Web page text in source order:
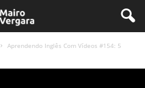
Aprendendo Inglês Com Vídeos #154: 5